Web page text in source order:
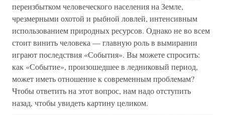
переизбытком человеческого населения на Земле,
чрезмерными охотой и рыбной ловлей, интенсивным
использованием природных ресурсов. Однако не во всем
стоит винить человека — главную роль в вымирании
играют последствия «События». Вы можете спросить:
как «Событие», произошедшее в ледниковый период,
может иметь отношение к современным проблемам?
Чтобы ответить на этот вопрос, нам надо отступить
назад, чтобы увидеть картину целиком.